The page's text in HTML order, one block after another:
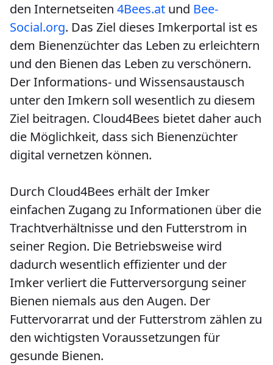
den Internetseiten 4Bees.at und Bee-
Social.org. Das Ziel dieses Imkerportal ist es
dem Bienenzüchter das Leben zu erleichtern
und den Bienen das Leben zu verschönern.
Der Informations- und Wissensaustausch
unter den Imkern soll wesentlich zu diesem
Ziel beitragen. Cloud4Bees bietet daher auch
die Möglichkeit, dass sich Bienenzüchter
digital vernetzen können.
Durch Cloud4Bees erhält der Imker
einfachen Zugang zu Informationen über die
Trachtverhältnisse und den Futterstrom in
seiner Region. Die Betriebsweise wird
dadurch wesentlich effizienter und der
Imker verliert die Futterversorgung seiner
Bienen niemals aus den Augen. Der
Futtervorarrat und der Futterstrom zählen zu
den wichtigsten Voraussetzungen für
gesunde Bienen.